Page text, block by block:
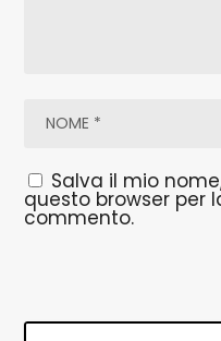
Salva il mio
questo browser per
commento.